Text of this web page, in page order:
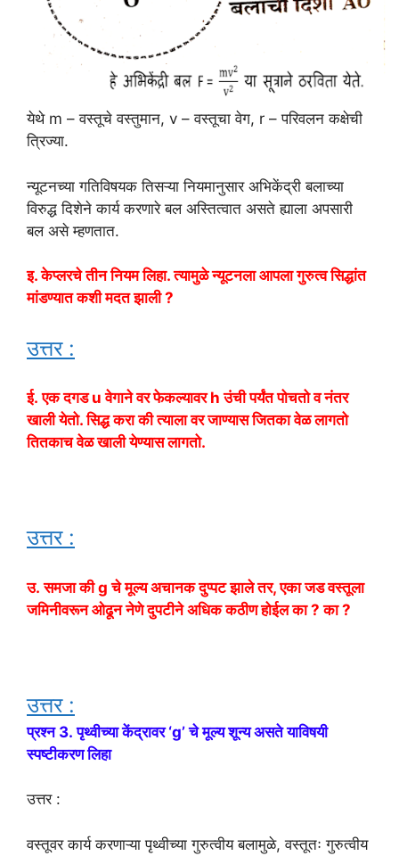
येथे m – वस्तूचे वस्तुमान, v – वस्तूचा वेग, r – परिवलन कक्षेची
त्रिज्या.
न्यूटनच्या गतिविषयक तिसऱ्या नियमानुसार अभिकेंद्री बलाच्या
विरुद्ध दिशेने कार्य करणारे बल अस्तित्वात असते ह्याला अपसारी
बल असे म्हणतात.
इ. केप्लरचे तीन नियम लिहा. त्यामुळे न्यूटनला आपला गुरुत्व सिद्धांत
मांडण्यात कशी मदत झाली ?
उत्तर :
ई. एक दगड u वेगाने वर फेकल्यावर h उंची पर्यंत पोचतो व नंतर
खाली येतो. सिद्ध करा की त्याला वर जाण्यास जितका वेळ लागतो
तितकाच वेळ खाली येण्यास लागतो.
उत्तर :
उ. समजा की g चे मूल्य अचानक दुप्पट झाले तर, एका जड वस्तूला
जमिनीवरून ओढून नेणे दुपटीने अधिक कठीण होईल का ? का ?
उत्तर :
प्रश्न 3. पृथ्वीच्या केंद्रावर ‘g’ चे मूल्य शून्य असते याविषयी
स्पष्टीकरण लिहा
उत्तर :
वस्तूवर कार्य करणाऱ्या पृथ्वीच्या गुरुत्वीय बलामुळे, वस्तूतः गुरुत्वीय